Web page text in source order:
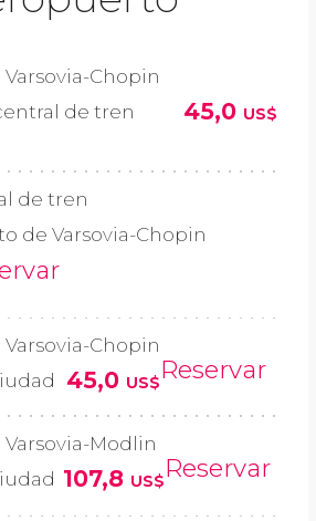
Chopin
de tren
45,0 US$
de tren
de Varsovia-Chopin
Chopin
45,0 US$Reservar
Modlin
107,8 US$Reservar